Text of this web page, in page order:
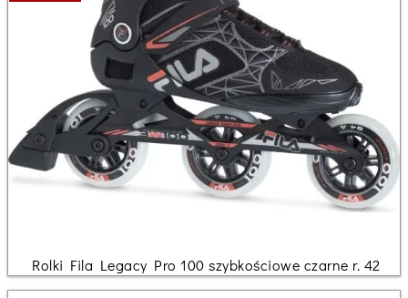
Rolki Fila Legacy Pro 100 szybkościowe czarne r. 42